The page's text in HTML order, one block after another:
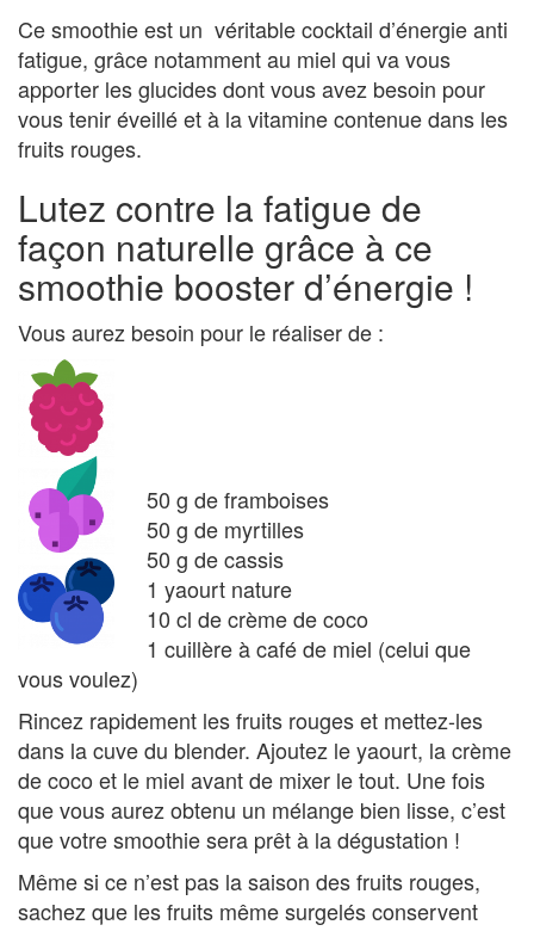
Ce smoothie est un véritable cocktail d’énergie anti
fatigue, grâce notamment au miel qui va vous
apporter les glucides dont vous avez besoin pour
vous tenir éveillé et à la vitamine contenue dans les
fruits rouges.
Lutez contre la fatigue de
façon naturelle grâce à ce
smoothie booster d’énergie !
Vous aurez besoin pour le réaliser de :
50 g de framboises
50 g de myrtilles
50 g de cassis
1 yaourt nature
10 cl de crème de coco
1 cuillère à café de miel (celui que
vous voulez)
Rincez rapidement les fruits rouges et mettez-les
dans la cuve du blender. Ajoutez le yaourt, la crème
de coco et le miel avant de mixer le tout. Une fois
que vous aurez obtenu un mélange bien lisse, c’est
que votre smoothie sera prêt à la dégustation !
Même si ce n’est pas la saison des fruits rouges,
sachez que les fruits même surgelés conservent